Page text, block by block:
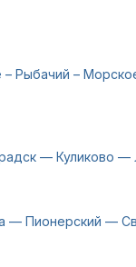
Рыбачий –
— Куликово —
— Пионерский —